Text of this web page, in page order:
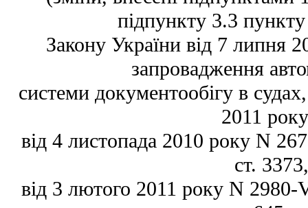
підпункту 3.3
Закону України від 7 липня
запровадження
системи документообігу в
2011
від 4 листопада 2010 року N
ст. 3373,
від 3 лютого 2011 року N